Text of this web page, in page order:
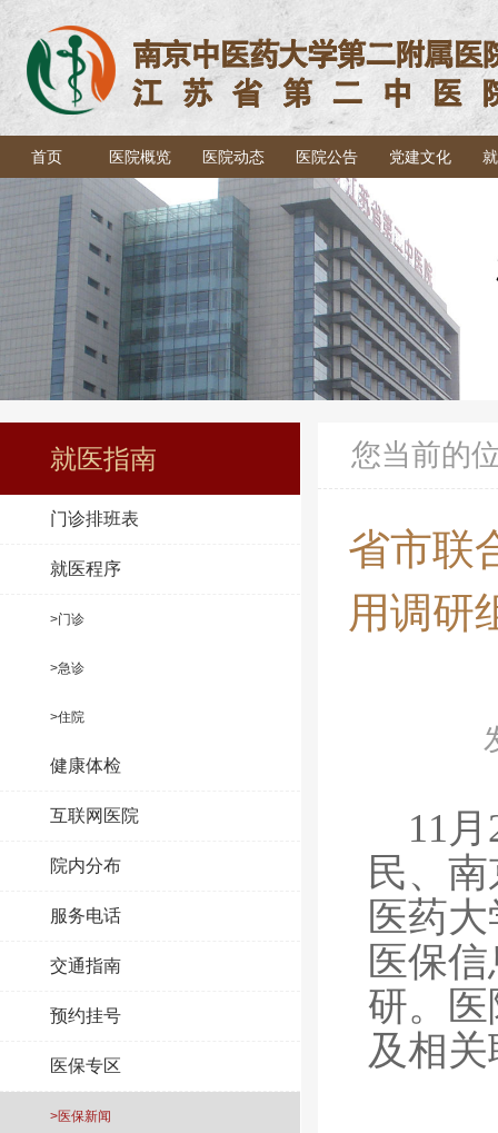
首页 医院概览 医院动态 医院公告 党建文化
就医指南
门诊排班表
就医程序
>门诊
>急诊
>住院
健康体检
互联网医院
院内分布
服务电话
交通指南
预约挂号
医保专区
>医保新闻
您当前的
省市联
用调研
11
民、
医药
医保
研。
及相